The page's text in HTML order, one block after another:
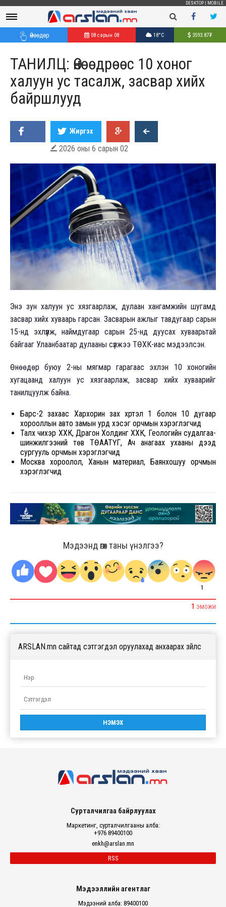
DESKTOP MOBILE
Өнөөдөр 08 сарын 08 18°C 3593.87₮
ТАНИЛЦ: Өнөөдрөөс 10 хоног
халуун ус тасалж, засвар хийх
байршлууд
Жиргэх
 2026 оны 6 сарын 02
Энэ зун халуун ус хязгаарлаж, дулаан хангамжийн шугамд
засвар хийх хуваарь гарсан. Засварын ажлыг тавдугаар сарын
15-нд эхлүүлж, наймдугаар сарын 25-нд дуусах хуваарьтай
байгааг Улаанбаатар дулааны сүлжээ ТӨХК-иас мэдээлсэн.
Өнөөдөр буюу 2-ны мягмар гарагаас эхлэн 10 хоногийн
хугацаанд халуун ус хязгаарлаж, засвар хийх хуваарийг
танилцуулж байна.
Барс-2 захаас Хархорин зах хүртэл 1 болон 10 дугаар
хорооллын авто замын урд хэсэг орчмын хэрэглэгчид
Талх чихэр ХХК, Драгон Холдинг ХХК, Геологийн судалгаа-
шинжилгээний төв ТӨААТҮГ, Ач анагаах ухааны дээд
сургууль орчмын хэрэглэгчид
Москва хороолол, Ханын материал, Баянхошуу орчмын
хэрэглэгчид
Мэдээнд өгөх таны үнэлгээ?
1
1 ЭМОЖИ
ARSLAN.mn сайтад сэтгэгдэл оруулахад анхаарах зүйлс
Сурталчилгаа байрлуулах
Маркетинг, сурталчилгааны алба:
+976 89400100
enkh@arslan.mn
RSS
Мэдээллийн агентлаг
Мэдээний алба: 89400100